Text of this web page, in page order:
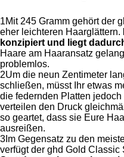
1Mit 245 Gramm gehört der
eher leichteren Haarglättern.
konzipiert und liegt
Haare am Haaransatz
problemlos.
2Um die neun Zentimeter
schließen, müsst Ihr etwas
die federnden Platten
verteilen den Druck
so geartet, dass sie Eure
ausreißen.
3 Im Gegensatz zu den
verfügt der ghd Gold Classic